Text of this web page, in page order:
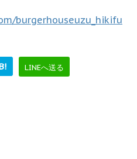
burgerhouseuzu_hikifu
LINEへ送る